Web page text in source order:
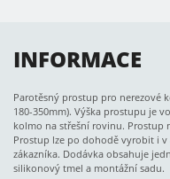
INFORMACE
Parotěsný prostup pro nerezové
180-350mm). Výška prostupu je
kolmo na střešní rovinu. Prostup
Prostup lze po dohodě vyrobit i
zákazníka. Dodávka obsahuje
silikonový tmel a montážní sadu.